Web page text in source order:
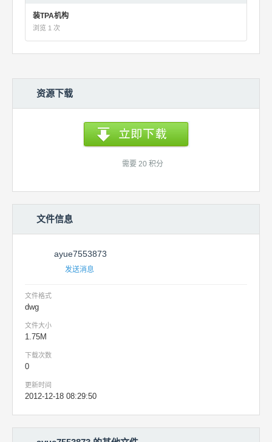
装TPA机构
浏览 1 次
资源下载
需要 20 积分
文件信息
ayue7553873
发送消息
文件格式
dwg
文件大小
1.75M
下载次数
0
更新时间
2012-12-18 08:29:50